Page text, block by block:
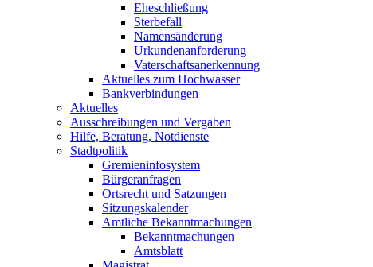
Eheschließung
Sterbefall
Namensänderung
Urkundenanforderung
Vaterschaftsanerkennung
Aktuelles zum Hochwasser
Bankverbindungen
Aktuelles
Ausschreibungen und Vergaben
Hilfe, Beratung, Notdienste
Stadtpolitik
Gremieninfosystem
Bürgeranfragen
Ortsrecht und Satzungen
Sitzungskalender
Amtliche Bekanntmachungen
Bekanntmachungen
Amtsblatt